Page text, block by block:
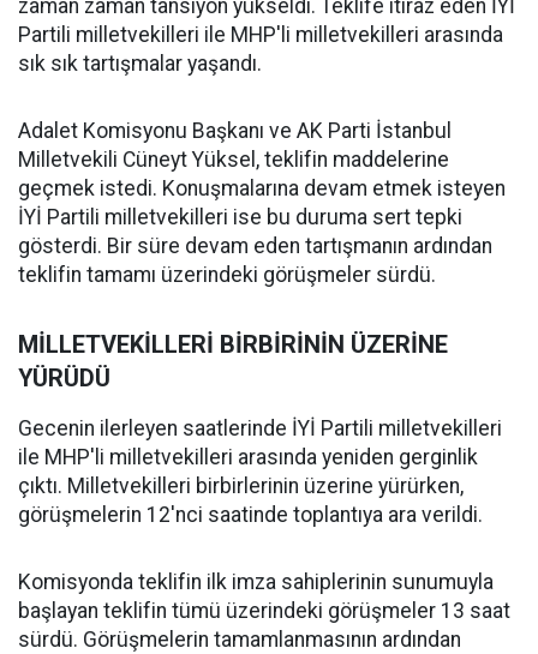
zaman zaman tansiyon yükseldi. Teklife itiraz eden İYİ
Partili milletvekilleri ile MHP'li milletvekilleri arasında
sık sık tartışmalar yaşandı.
Adalet Komisyonu Başkanı ve AK Parti İstanbul
Milletvekili Cüneyt Yüksel, teklifin maddelerine
geçmek istedi. Konuşmalarına devam etmek isteyen
İYİ Partili milletvekilleri ise bu duruma sert tepki
gösterdi. Bir süre devam eden tartışmanın ardından
teklifin tamamı üzerindeki görüşmeler sürdü.
MİLLETVEKİLLERİ BİRBİRİNİN ÜZERİNE
YÜRÜDÜ
Gecenin ilerleyen saatlerinde İYİ Partili milletvekilleri
ile MHP'li milletvekilleri arasında yeniden gerginlik
çıktı. Milletvekilleri birbirlerinin üzerine yürürken,
görüşmelerin 12'nci saatinde toplantıya ara verildi.
Komisyonda teklifin ilk imza sahiplerinin sunumuyla
başlayan teklifin tümü üzerindeki görüşmeler 13 saat
sürdü. Görüşmelerin tamamlanmasının ardından